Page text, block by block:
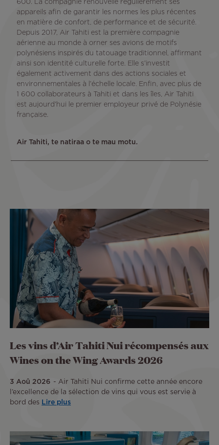
600. La compagnie renouvelle régulièrement ses
appareils afin de garantir les normes les plus récentes
en matière de confort, de performance et de sécurité.
Depuis 2017, Air Tahiti est la première compagnie
aérienne au monde à orner ses avions de motifs
polynésiens inspirés du tatouage traditionnel, affirmant
ainsi son identité culturelle forte. Elle s’investit
également activement dans des actions sociales et
environnementales à l’échelle locale. Enfin, avec plus de
1 600 collaborateurs à Tahiti et dans les îles, Air Tahiti
est aujourd’hui le premier employeur privé de Polynésie
française.
Air Tahiti, te natiraa o te mau motu.
Les vins d’Air Tahiti Nui récompensés aux
Wines on the Wing Awards 2026
3 Aoû 2026
Air Tahiti Nui confirme cette année encore
l’excellence de la sélection de vins qui vous est servie à
bord des
Lire plus